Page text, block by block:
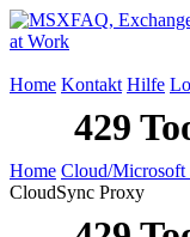
Home Kontakt Hilfe
Home Cloud/Microsoft
CloudSync Proxy